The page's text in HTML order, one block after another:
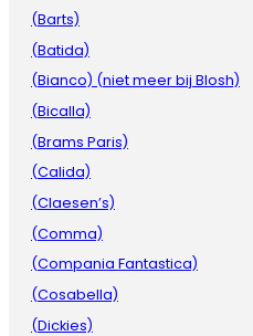
(Barts)
(Batida)
(Bianco) (niet meer bij Blosh)
(Bicalla)
(Brams Paris)
(Calida)
(Claesen’s)
(Comma)
(Compania Fantastica)
(Cosabella)
(Dickies)